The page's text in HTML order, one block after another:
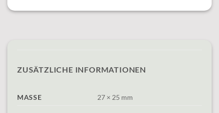
ZUSÄTZLICHE INFORMATIONEN
MASSE 27 × 25 mm